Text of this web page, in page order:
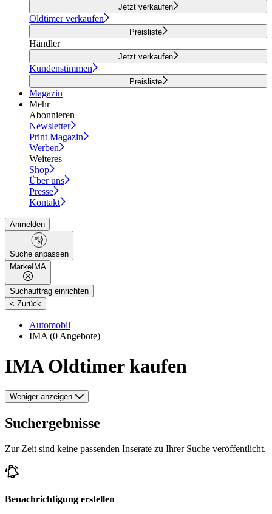
Jetzt verkaufen
Oldtimer verkaufen
Preisliste
Händler
Jetzt verkaufen
Kundenstimmen
Preisliste
Magazin
Mehr
Abonnieren
Newsletter
Print Magazin
Werben
Weiteres
Shop
Über uns
Presse
Kontakt
Anmelden
Suche anpassen
Marke IMA
Suchauftrag einrichten
< Zurück |
Automobil
IMA (0 Angebote)
IMA Oldtimer kaufen
Weniger anzeigen
Suchergebnisse
Zur Zeit sind keine passenden Inserate zu Ihrer Suche veröffentlicht.
Benachrichtigung erstellen